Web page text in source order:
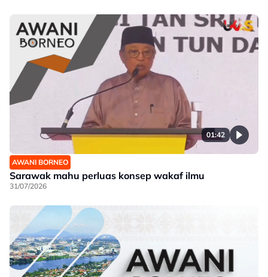
01:42
AWANI BORNEO
Sarawak mahu perluas konsep wakaf ilmu
31/07/2026